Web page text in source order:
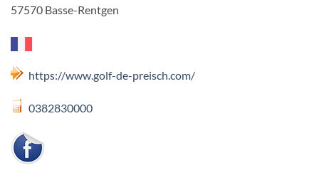
57570 Basse-Rentgen
https://www.golf-de-preisch.com/
0382830000